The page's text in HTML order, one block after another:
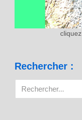
Rechercher :